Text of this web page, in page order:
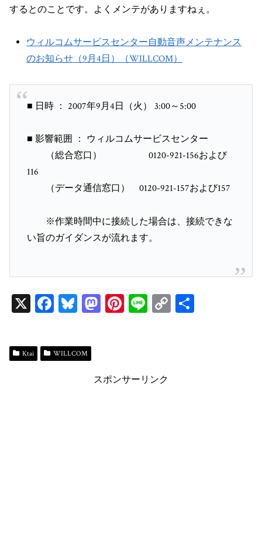
するとのことです。よくメンテがありますねぇ。
ウィルコムサービスセンター自動音声メンテナンス
のお知らせ（9月4日）（WILLCOM）
■ 日時 ： 2007年9月4日（火） 3:00～5:00
■ 影響範囲 ： ウィルコムサービスセンター
（総合窓口） 0120-921-156および
116
（データ通信窓口） 0120-921-157および157
※作業時間中に接続した場合は、接続できな
い旨のガイダンスが流れます。
X Fa
bo
ok
Bl
sk
y
M
n
Pi
t
Li C
Ktai WILLCOM
スポンサーリンク